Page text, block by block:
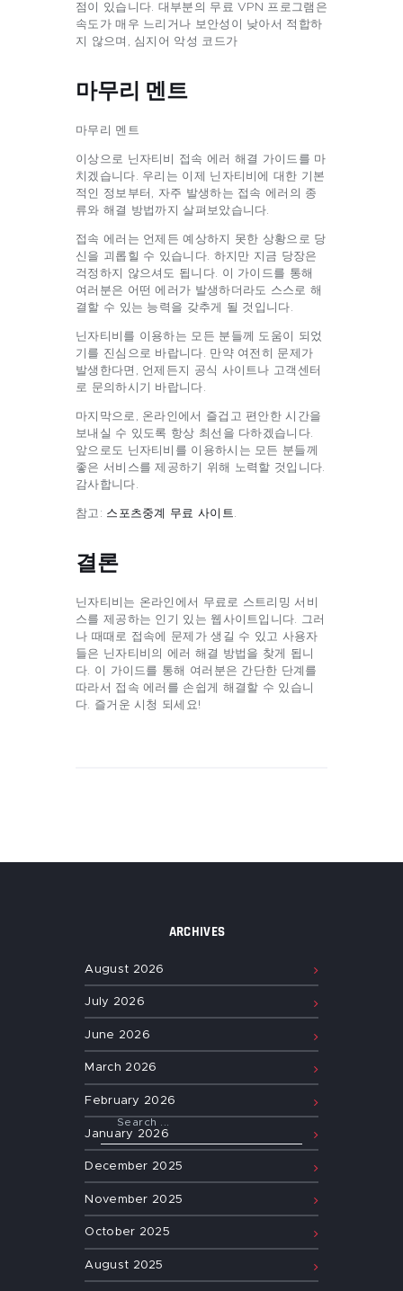
점이 있습니다. 대부분의 무료 VPN 프로그램은
속도가 매우 느리거나 보안성이 낮아서 적합하
지 않으며, 심지어 악성 코드가
마무리 멘트
마무리 멘트
이상으로 닌자티비 접속 에러 해결 가이드를 마
치겠습니다. 우리는 이제 닌자티비에 대한 기본
적인 정보부터, 자주 발생하는 접속 에러의 종
류와 해결 방법까지 살펴보았습니다.
접속 에러는 언제든 예상하지 못한 상황으로 당
신을 괴롭힐 수 있습니다. 하지만 지금 당장은
걱정하지 않으셔도 됩니다. 이 가이드를 통해
여러분은 어떤 에러가 발생하더라도 스스로 해
결할 수 있는 능력을 갖추게 될 것입니다.
닌자티비를 이용하는 모든 분들께 도움이 되었
기를 진심으로 바랍니다. 만약 여전히 문제가
발생한다면, 언제든지 공식 사이트나 고객센터
로 문의하시기 바랍니다.
마지막으로, 온라인에서 즐겁고 편안한 시간을
보내실 수 있도록 항상 최선을 다하겠습니다.
앞으로도 닌자티비를 이용하시는 모든 분들께
좋은 서비스를 제공하기 위해 노력할 것입니다.
감사합니다.
참고: 스포츠중계 무료 사이트.
결론
닌자티비는 온라인에서 무료로 스트리밍 서비
스를 제공하는 인기 있는 웹사이트입니다. 그러
나 때때로 접속에 문제가 생길 수 있고 사용자
들은 닌자티비의 에러 해결 방법을 찾게 됩니
다. 이 가이드를 통해 여러분은 간단한 단계를
따라서 접속 에러를 손쉽게 해결할 수 있습니
다. 즐거운 시청 되세요!
ARCHIVES
August 2026
July 2026
June 2026
March 2026
February 2026
January 2026
December 2025
November 2025
October 2025
August 2025